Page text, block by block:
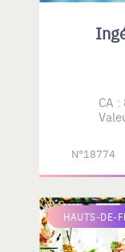
CA :
N°18774
HAUTS-DE-